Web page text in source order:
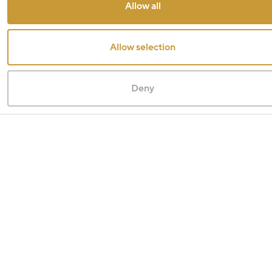
Allow all
Allow selection
Deny